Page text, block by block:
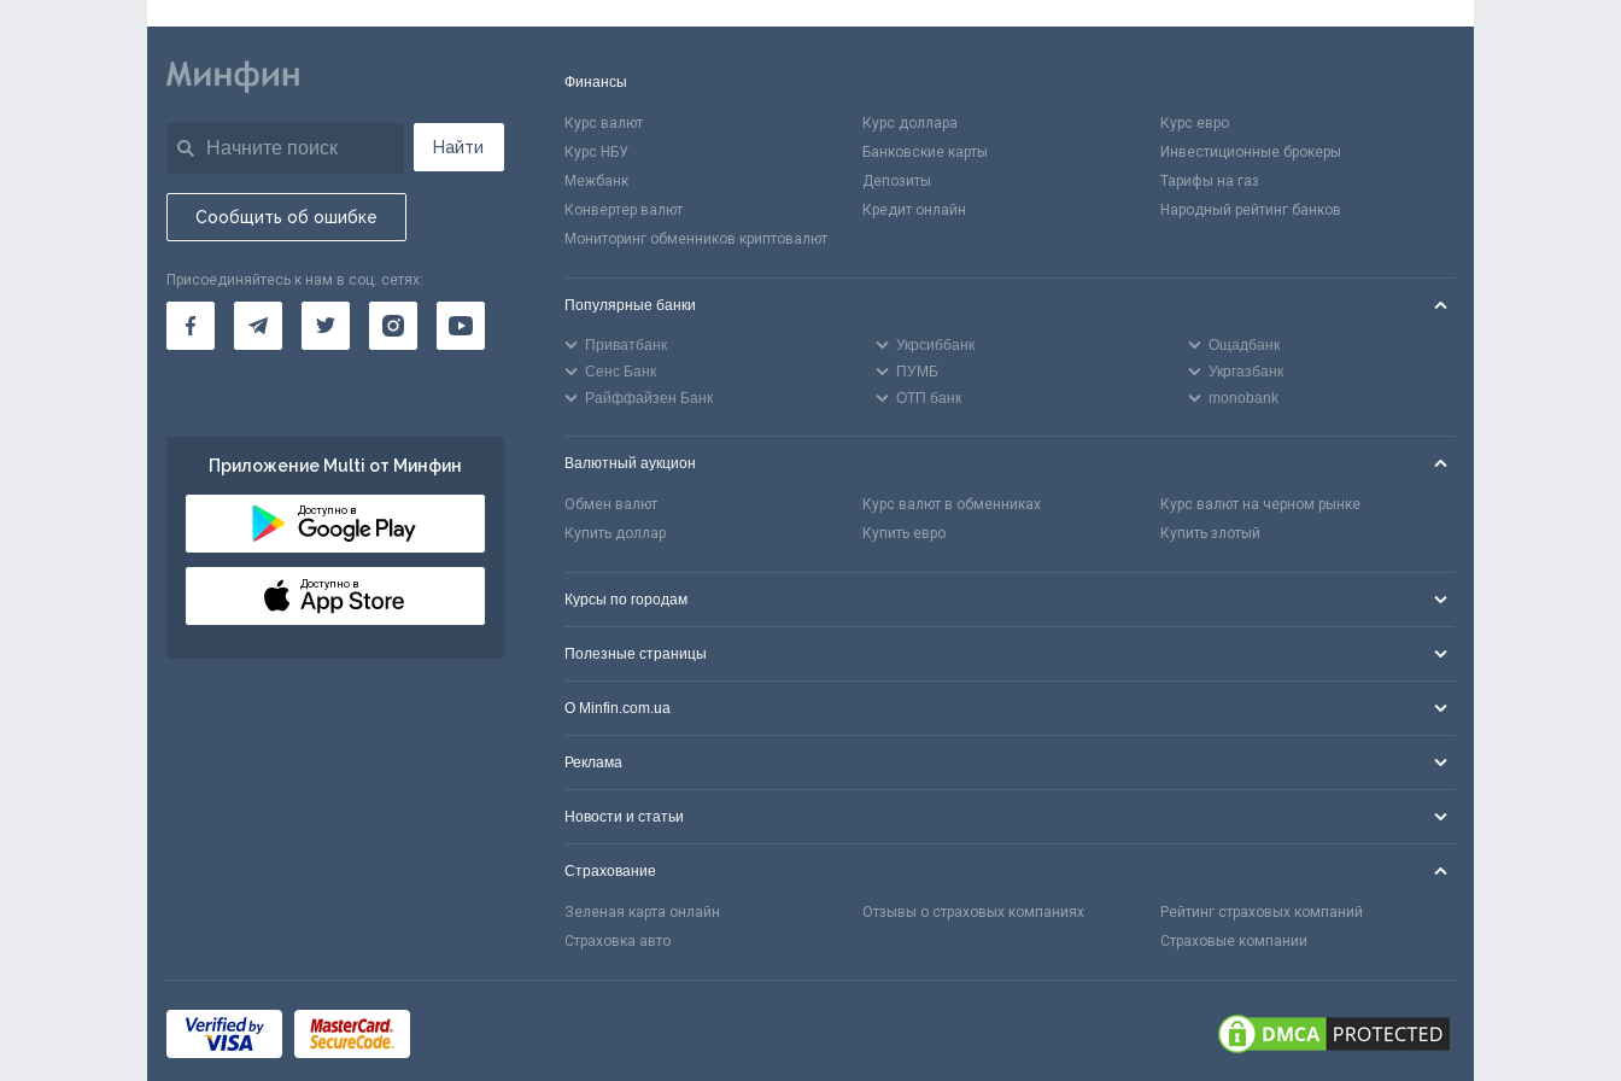
Найти
Сообщить об ошибке
Присоединяйтесь к нам в соц. сетях:
Приложение Multi от Минфин
Доступно в
Доступно в
Финансы
Курс валют Курс доллара
Курс евро
Курс НБУ
Банковские карты
Инвестиционные брокеры
Межбанк
Депозиты
Тарифы на газ
Конвертер валют
Кредит онлайн
Народный рейтинг банков
Мониторинг обменников криптовалют
Популярные банки
Приватбанк Укрсиббанк
Ощадбанк
Сенс Банк
ПУМБ
Укргазбанк
Райффайзен Банк
ОТП банк monobank
Валютный аукцион
Обмен валют Курс валют в обменниках
Курс валют на черном рынке
Купить доллар
Купить евро Купить злотый
Курсы по городам
Полезные страницы
О Minfin.com.ua
Реклама
Новости и статьи
Страхование
Зеленая карта онлайн Отзывы о страховых компаниях
Рейтинг страховых компаний
Страховка авто
Страховые компании